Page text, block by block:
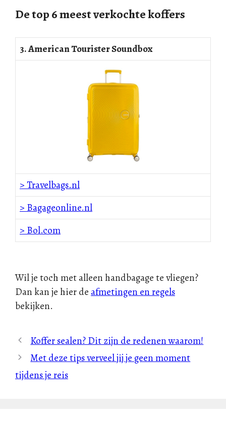
De top 6 meest verkochte koffers
3. American Tourister Soundbox
> Travelbags.nl
> Bagageonline.nl
> Bol.com
Wil je toch met alleen handbagage te vliegen?
Dan kan je hier de afmetingen en regels
bekijken.
Koffer sealen? Dit zijn de redenen waarom!
Met deze tips verveel jij je geen moment
tijdens je reis